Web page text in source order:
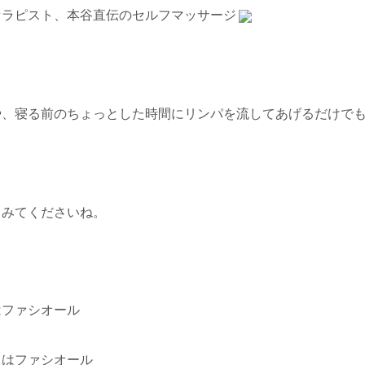
ピスト、本谷直伝のセルフマッサージ
寝る前のちょっとした時間にリンパを流してあげるだけで
てくださいね。
ァシオール
ファシオール